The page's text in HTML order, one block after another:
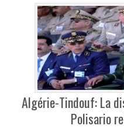
Algérie-Tindouf: La
Polisario